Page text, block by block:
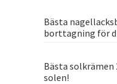
Bästa
borttagning för
Bästa solkrämen
solen!